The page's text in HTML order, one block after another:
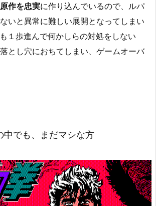
作を忠実に作り込んでいるので、ルパ
いと異常に難しい展開となってしまい
１歩進んで何かしらの対処をしない
とし穴におちてしまい、ゲームオーバ
中でも、まだマシな方